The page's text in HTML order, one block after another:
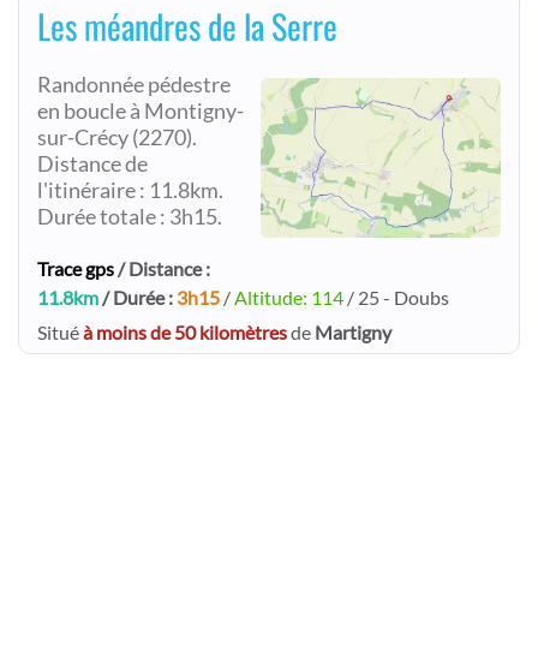
Les méandres de la Serre
Randonnée pédestre
en boucle à Montigny-
sur-Crécy (2270).
Distance de
l'itinéraire : 11.8km.
Durée totale : 3h15.
Trace gps/ Distance :
11.8km/ Durée : 3h15 /Altitude: 114 / 25 - Doubs
Situéà moins de 50 kilomètresde Martigny